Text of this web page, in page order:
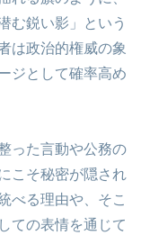
む鋭い影」という
は政治的権威の象
ジとして確率高め
った言動や公務の
こそ秘密が隠され
べる理由や、そこ
ての表情を通じて